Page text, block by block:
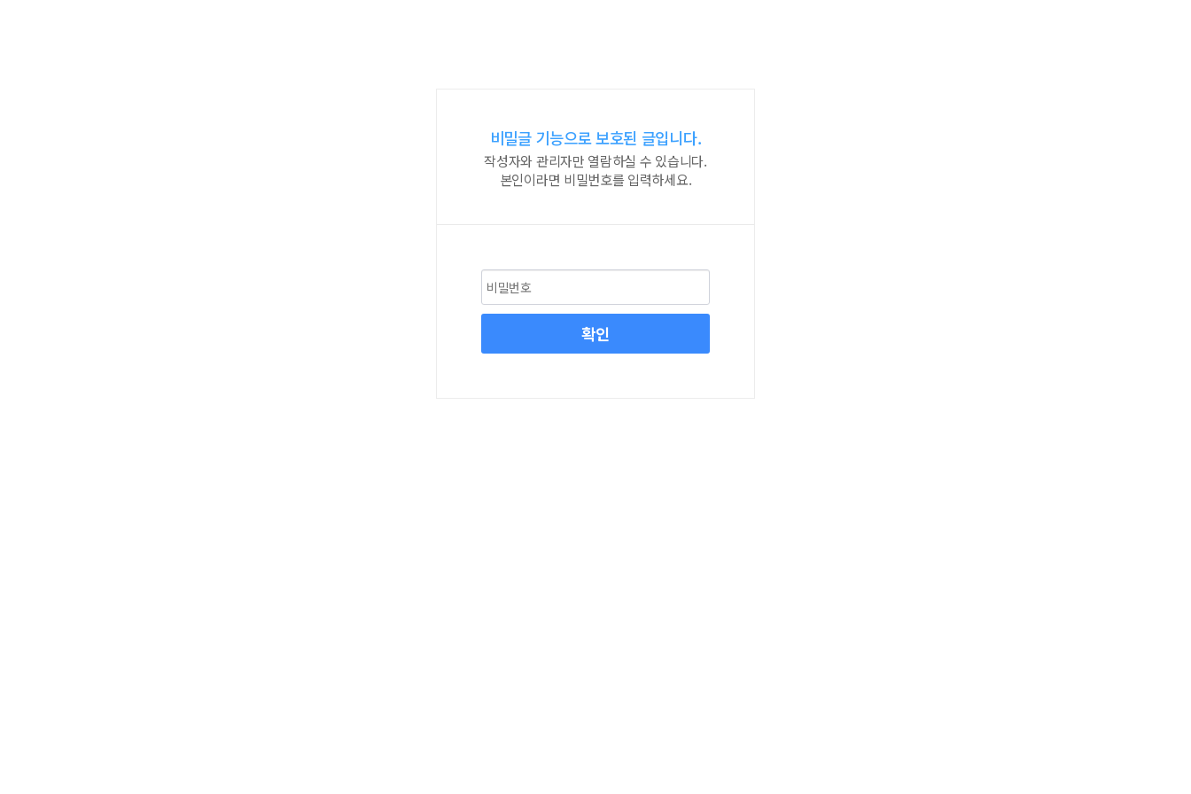
비밀글 기능으로 보호된 글입니다.
작성자와 관리자만 열람하실 수 있습니다.
본인이라면 비밀번호를 입력하세요.